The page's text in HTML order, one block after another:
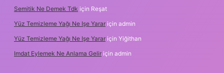
Semitik Ne Demek Tdk için Reşat
Yüz Temizleme Yağı Ne Işe Yarar için admin
Yüz Temizleme Yağı Ne Işe Yarar için Yiğithan
Imdat Eylemek Ne Anlama Gelir için admin